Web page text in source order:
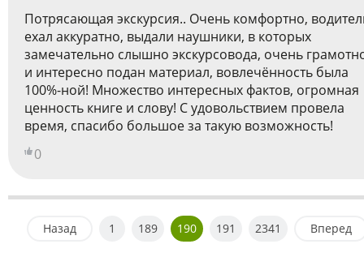
Потрясающая экскурсия.. Очень комфортно,
ехал аккуратно, выдали наушники, в которых
замечательно слышно экскурсовода, очень
и интересно подан материал, вовлечённость была
100%-ной! Множество интересных фактов, огромная
ценность книге и слову! С удовольствием провела
время, спасибо большое за такую возможность!
0
Назад 1 189 190 191 2341 Вперед